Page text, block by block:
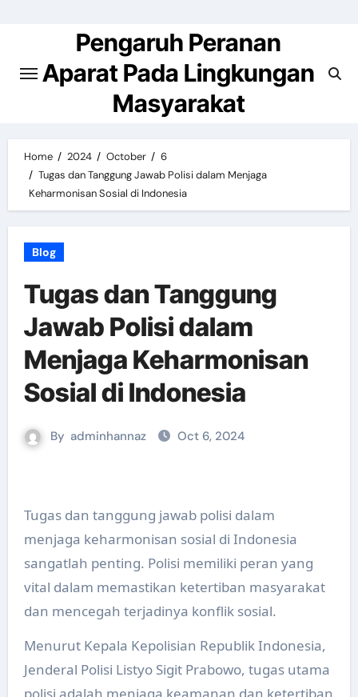
Pengaruh Peranan
Aparat Pada Lingkungan
Masyarakat
Home 2024 October
6
Tugas dan Tanggung Jawab Polisi dalam Menjaga
Keharmonisan Sosial di Indonesia
Blog
Tugas dan Tanggung
Jawab Polisi dalam
Menjaga Keharmonisan
Sosial di Indonesia
By adminhannaz Oct 6, 2024
Tugas dan tanggung jawab polisi dalam
menjaga keharmonisan sosial di Indonesia
sangatlah penting. Polisi memiliki peran yang
vital dalam memastikan ketertiban masyarakat
dan mencegah terjadinya konflik sosial.
Menurut Kepala Kepolisian Republik Indonesia,
Jenderal Polisi Listyo Sigit Prabowo, tugas utama